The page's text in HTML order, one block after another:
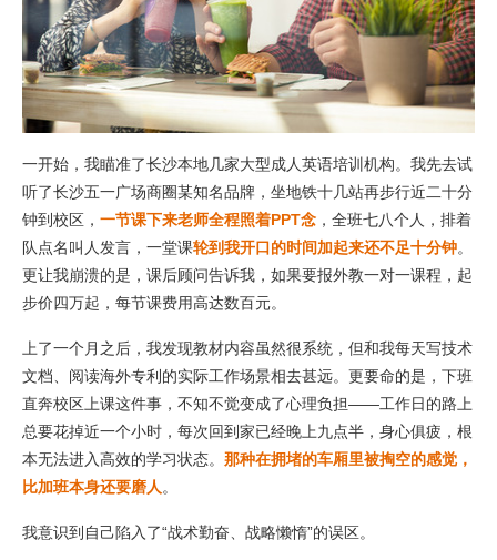
一开始，我瞄准了长沙本地几家大型成人英语培训机构。我先去试
听了长沙五一广场商圈某知名品牌，坐地铁十几站再步行近二十分
钟到校区， 一节课下来老师全程照着PPT念 ，全班七八个人，排着
队点名叫人发言，一堂课轮到我开口的时间加起来还不足十分钟。
更让我崩溃的是，课后顾问告诉我，如果要报外教一对一课程，起
步价四万起，每节课费用高达数百元。
上了一个月之后，我发现教材内容虽然很系统，但和我每天写技术
文档、阅读海外专利的实际工作场景相去甚远。更要命的是，下班
直奔校区上课这件事，不知不觉变成了心理负担——工作日的路上
总要花掉近一个小时，每次回到家已经晚上九点半，身心俱疲，根
本无法进入高效的学习状态。 那种在拥堵的车厢里被掏空的感觉，
比加班本身还要磨人 。
我意识到自己陷入了“战术勤奋、战略懒惰”的误区。